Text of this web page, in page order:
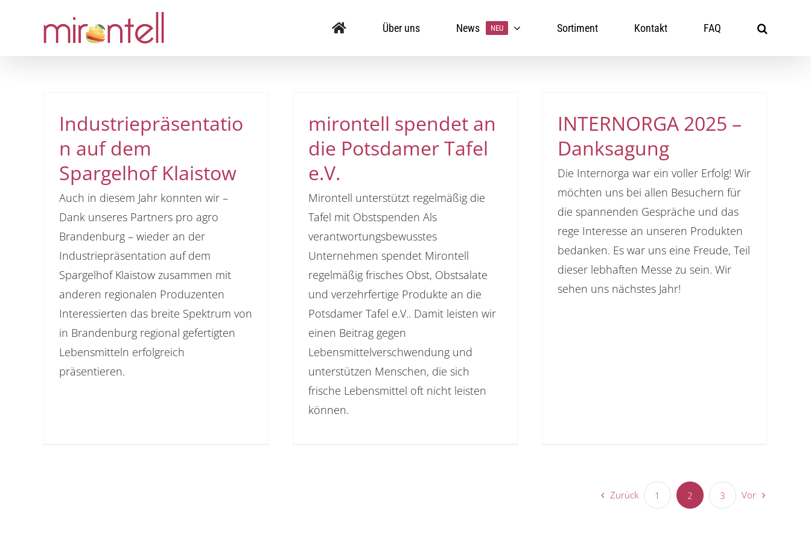
Über uns News NEU Sortiment Kontakt FAQ
Industriepräsentatio
n auf dem
Spargelhof Klaistow
Auch in diesem Jahr konnten wir –
Dank unseres Partners pro agro
Brandenburg – wieder an der
Industriepräsentation auf dem
Spargelhof Klaistow zusammen mit
anderen regionalen Produzenten
Interessierten das breite Spektrum von
in Brandenburg regional gefertigten
Lebensmitteln erfolgreich
präsentieren.
mirontell spendet an
die Potsdamer Tafel
e.V.
Mirontell unterstützt regelmäßig die
Tafel mit Obstspenden Als
verantwortungsbewusstes
Unternehmen spendet Mirontell
regelmäßig frisches Obst, Obstsalate
und verzehrfertige Produkte an die
Potsdamer Tafel e.V.. Damit leisten wir
einen Beitrag gegen
Lebensmittelverschwendung und
unterstützen Menschen, die sich
frische Lebensmittel oft nicht leisten
können.
INTERNORGA 2025 –
Danksagung
Die Internorga war ein voller Erfolg! Wir
möchten uns bei allen Besuchern für
die spannenden Gespräche und das
rege Interesse an unseren Produkten
bedanken. Es war uns eine Freude, Teil
dieser lebhaften Messe zu sein. Wir
sehen uns nächstes Jahr!
Zurück 1 2 3 Vor